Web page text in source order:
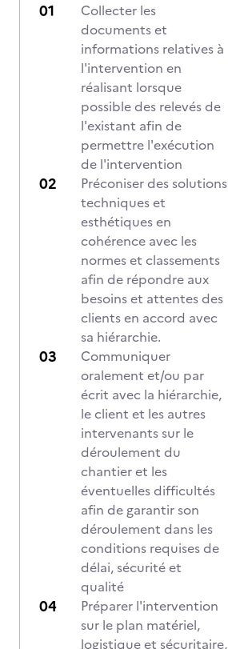
Collecter les
documents et
informations relatives à
l'intervention en
réalisant lorsque
possible des relevés de
l'existant afin de
permettre l'exécution
de l'intervention
Préconiser des solutions
techniques et
esthétiques en
cohérence avec les
normes et classements
afin de répondre aux
besoins et attentes des
clients en accord avec
sa hiérarchie.
Communiquer
oralement et/ou par
écrit avec la hiérarchie,
le client et les autres
intervenants sur le
déroulement du
chantier et les
éventuelles difficultés
afin de garantir son
déroulement dans les
conditions requises de
délai, sécurité et
qualité
Préparer l'intervention
sur le plan matériel,
logistique et sécuritaire,